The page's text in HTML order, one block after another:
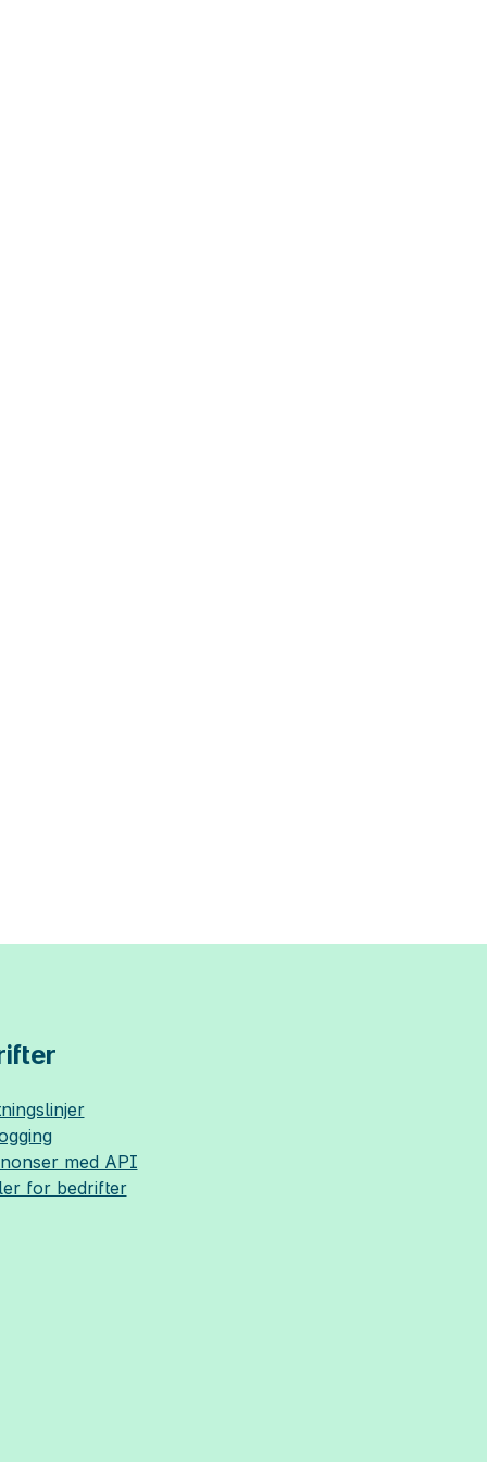
med API
for bedrifter